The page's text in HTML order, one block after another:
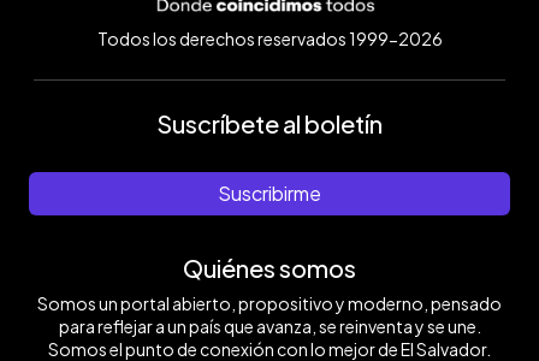
Todos los derechos reservados 1999-2026
Suscríbete al boletín
Suscribirme
Quiénes somos
Somos un portal abierto, propositivo y moderno, pensado
para reflejar a un país que avanza, se reinventa y se une.
Somos el punto de conexión con lo mejor de El Salvador.